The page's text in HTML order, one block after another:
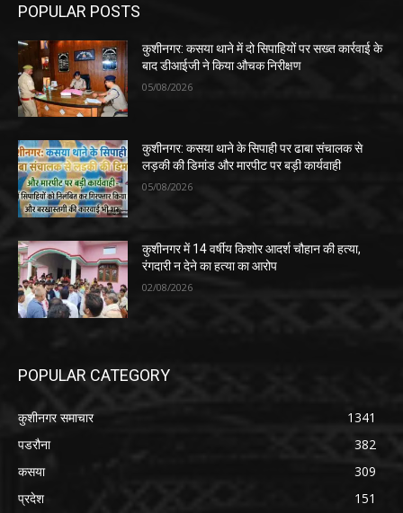
POPULAR POSTS
कुशीनगर: कसया थाने में दो सिपाहियों पर सख्त कार्रवाई के
बाद डीआईजी ने किया औचक निरीक्षण
05/08/2026
कुशीनगर: कसया थाने के सिपाही पर ढाबा संचालक से
लड़की की डिमांड और मारपीट पर बड़ी कार्यवाही
05/08/2026
कुशीनगर में 14 वर्षीय किशोर आदर्श चौहान की हत्या,
रंगदारी न देने का हत्या का आरोप
02/08/2026
POPULAR CATEGORY
कुशीनगर समाचार
1341
पडरौना
382
कसया
309
प्रदेश
151